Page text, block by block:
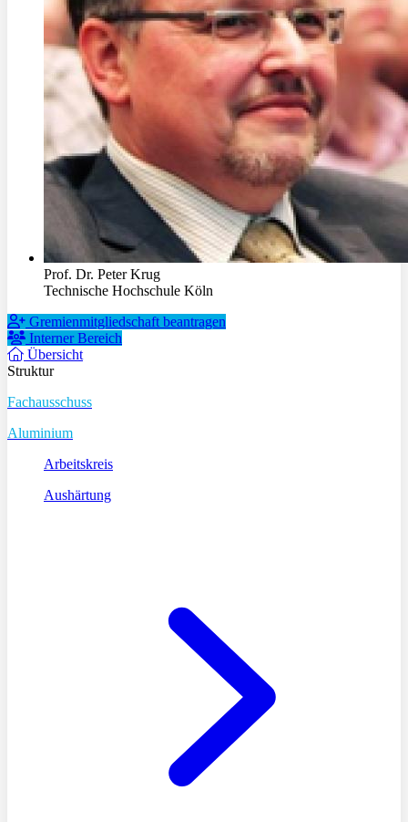
Prof. Dr. Peter Krug
Technische Hochschule Köln
Gremienmitgliedschaft beantragen
Interner Bereich
Übersicht
Struktur
Fachausschuss
Aluminium
Arbeitskreis
Aushärtung